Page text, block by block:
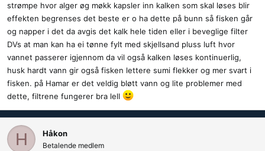
strømpe hvor alger øg møkk kapsler inn kalken som skal løses blir
effekten begrenses det beste er o ha dette på bunn så fisken går
og napper i det da avgis det kalk hele tiden eller i beveglige filter
DVs at man kan ha ei tønne fylt med skjellsand pluss luft hvor
vannet passerer igjennom da vil også kalken løses kontinuerlig,
husk hardt vann gir også fisken lettere sumi flekker og mer svart i
fisken. på Hamar er det veldig bløtt vann og lite problemer med
dette, filtrene fungerer bra lell
H Håkon
Betalende medlem